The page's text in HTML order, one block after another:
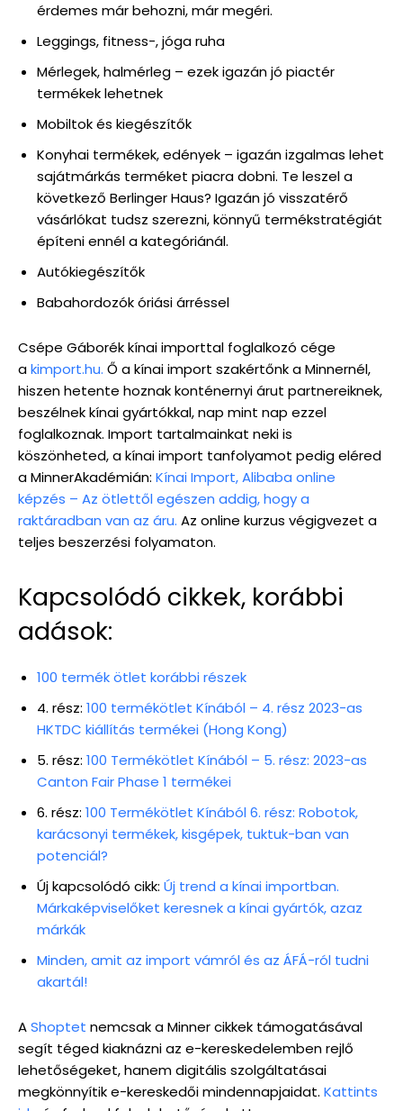
érdemes már behozni, már megéri.
Leggings, fitness-, jóga ruha
Mérlegek, halmérleg – ezek igazán jó piactér
termékek lehetnek
Mobiltok és kiegészítők
Konyhai termékek, edények – igazán izgalmas lehet
sajátmárkás terméket piacra dobni. Te leszel a
következő Berlinger Haus? Igazán jó visszatérő
vásárlókat tudsz szerezni, könnyű termékstratégiát
építeni ennél a kategóriánál.
Autókiegészítők
Babahordozók óriási árréssel
Csépe Gáborék kínai importtal foglalkozó cége
akimport.hu. Ő a kínai import szakértőnk a Minnernél,
hiszen hetente hoznak konténernyi árut partnereiknek,
beszélnek kínai gyártókkal, nap mint nap ezzel
foglalkoznak. Import tartalmainkat neki is
köszönheted, a kínai import tanfolyamot pedig eléred
a MinnerAkadémián: Kínai Import, Alibaba online
képzés – Az ötlettől egészen addig, hogy a
raktáradban van az áru. Az online kurzus végigvezet a
teljes beszerzési folyamaton.
Kapcsolódó cikkek, korábbi
adások:
100 termék ötlet korábbi részek
4. rész: 100 termékötlet Kínából – 4. rész 2023-as
HKTDC kiállítás termékei (Hong Kong)
5. rész: 100 Termékötlet Kínából – 5. rész: 2023-as
Canton Fair Phase 1 termékei
6. rész: 100 Termékötlet Kínából 6. rész: Robotok,
karácsonyi termékek, kisgépek, tuktuk-ban van
potenciál?
Új kapcsolódó cikk: Új trend a kínai importban.
Márkaképviselőket keresnek a kínai gyártók, azaz
márkák
Minden, amit az import vámról és az ÁFÁ-ról tudni
akartál!
AShoptet nemcsak a Minner cikkek támogatásával
segít téged kiaknázni az e-kereskedelemben rejlő
lehetőségeket, hanem digitális szolgáltatásai
megkönnyítik e-kereskedői mindennapjaidat. Kattints